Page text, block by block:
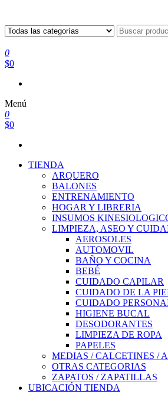
0
$0
Menú
0
$0
TIENDA
ARQUERO
BALONES
ENTRENAMIENTO
HOGAR Y LIBRERIA
INSUMOS
LIMPIEZA, ASEO Y
AEROSOLES
AUTOMOVIL
BAÑO Y COCINA
BEBÉ
CUIDADO CAPILAR
CUIDADO DE LA
CUIDADO
HIGIENE BUCAL
DESODORANTES
LIMPIEZA DE ROPA
PAPELES
MEDIAS / CALCETINES /
OTRAS CATEGORIAS
ZAPATOS / ZAPATILLAS
UBICACIÓN TIENDA